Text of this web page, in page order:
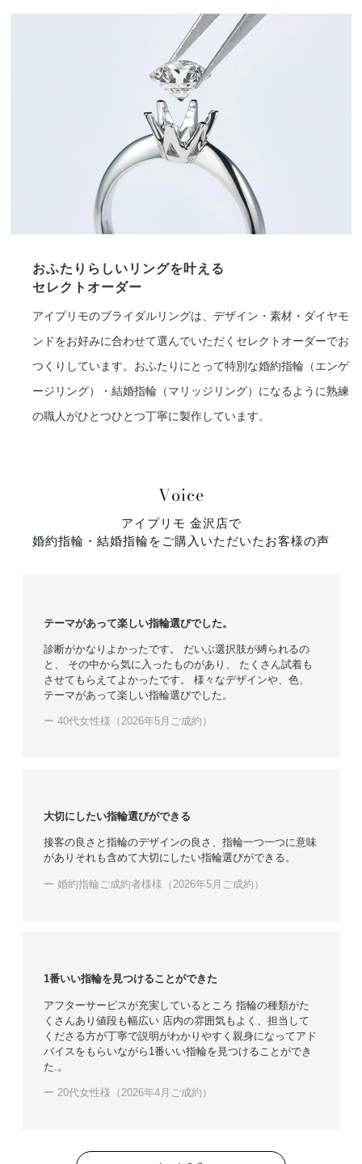
おふたりらしいリングを叶える
セレクトオーダー
アイプリモのブライダルリングは、デザイン・素材・ダイヤモ
ンドをお好みに合わせて選んでいただくセレクトオーダーでお
つくりしています。おふたりにとって特別な婚約指輪（エンゲ
ージリング）・結婚指輪（マリッジリング）になるように熟練
の職人がひとつひとつ丁寧に製作しています。
Voice
アイプリモ 金沢店で
婚約指輪・結婚指輪をご購入いただいたお客様の声
テーマがあって楽しい指輪選びでした。
診断がかなりよかったです。 だいぶ選択肢が縛られるの
と、 その中から気に入ったものがあり、 たくさん試着も
させてもらえてよかったです。 様々なデザインや、色、
テーマがあって楽しい指輪選びでした。
ー 40代女性様（2026年5月ご成約）
大切にしたい指輪選びができる
接客の良さと指輪のデザインの良さ、指輪一つ一つに意味
がありそれも含めて大切にしたい指輪選びができる。
ー 婚約指輪ご成約者様様（2026年5月ご成約）
1番いい指輪を見つけることができた
アフターサービスが充実しているところ 指輪の種類がた
くさんあり値段も幅広い 店内の雰囲気もよく、担当して
くださる方が丁寧で説明がわかりやすく親身になってアド
バイスをもらいながら1番いい指輪を見つけることができ
た.。
ー 20代女性様（2026年4月ご成約）